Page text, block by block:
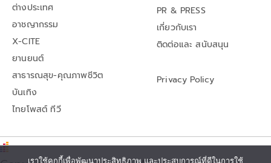
ต่างประเทศ
อาชญากรรม
X-CITE
ยานยนต์
สาธารณสุข-คุณภาพชีวิต
บันเทิง
ไทยโพสต์ ทีวี
PR & PRESS
เกี่ยวกับเรา
ติดต่อและ สนับสนุน
Privacy Policy
เราใช้คุกกี้เพื่อพัฒนาประสิทธิภาพ และประสบการณ์ที่ดีในการใช้